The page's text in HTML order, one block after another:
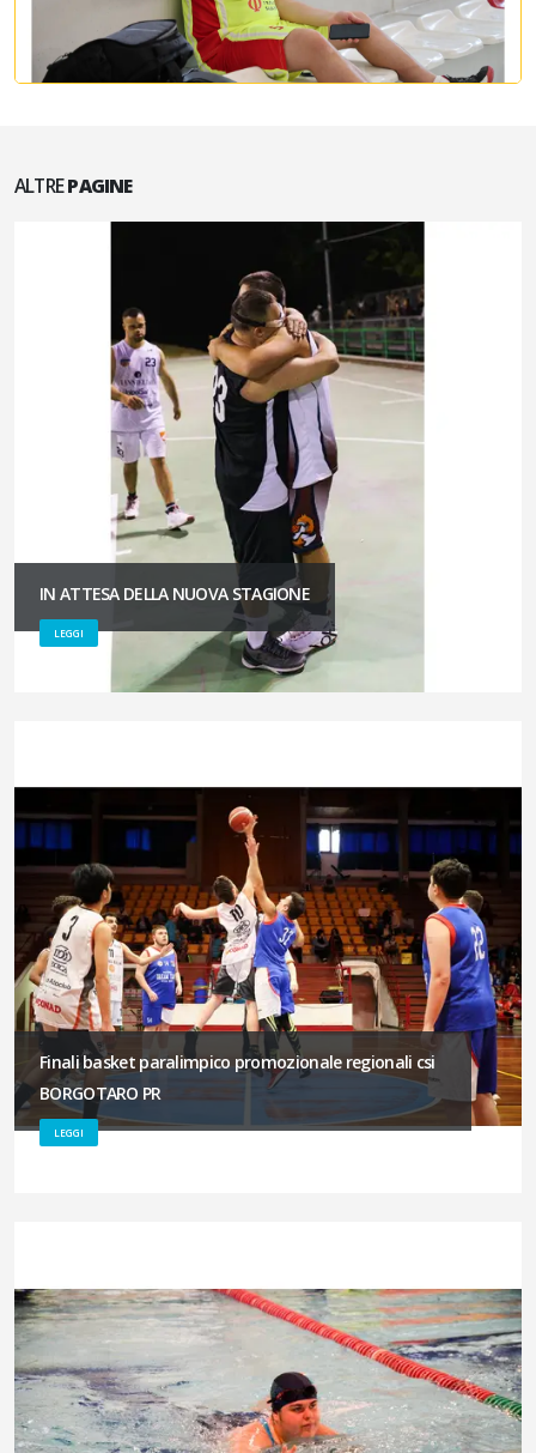
ALTREPAGINE
IN ATTESA DELLA NUOVA STAGIONE
LEGGI
Finali basket paralimpico promozionale regionali csi
BORGOTARO PR
LEGGI